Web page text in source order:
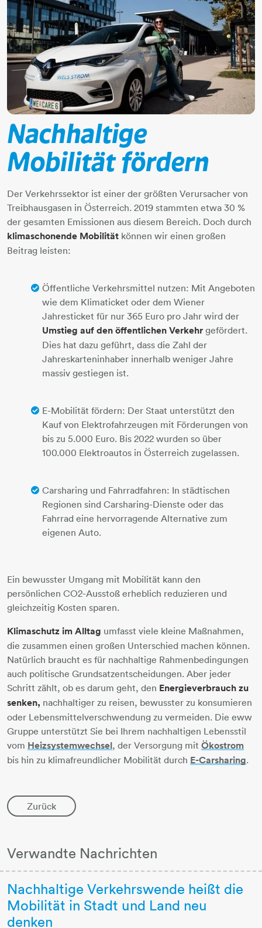
Nachhaltige
Mobilität fördern
Der Verkehrssektor ist einer der größten Verursacher von
Treibhausgasen in Österreich. 2019 stammten etwa 30 %
der gesamten Emissionen aus diesem Bereich. Doch durch
klimaschonende Mobilität können wir einen großen
Beitrag leisten:
Öffentliche Verkehrsmittel nutzen: Mit Angeboten
wie dem Klimaticket oder dem Wiener
Jahresticket für nur 365 Euro pro Jahr wird der
Umstieg auf den öffentlichen Verkehr gefördert.
Dies hat dazu geführt, dass die Zahl der
Jahreskarteninhaber innerhalb weniger Jahre
massiv gestiegen ist.
E-Mobilität fördern: Der Staat unterstützt den
Kauf von Elektrofahrzeugen mit Förderungen von
bis zu 5.000 Euro. Bis 2022 wurden so über
100.000 Elektroautos in Österreich zugelassen.
Carsharing und Fahrradfahren: In städtischen
Regionen sind Carsharing-Dienste oder das
Fahrrad eine hervorragende Alternative zum
eigenen Auto.
Ein bewusster Umgang mit Mobilität kann den
persönlichen CO2-Ausstoß erheblich reduzieren und
gleichzeitig Kosten sparen.
Klimaschutz im Alltag umfasst viele kleine Maßnahmen,
die zusammen einen großen Unterschied machen können.
Natürlich braucht es für nachhaltige Rahmenbedingungen
auch politische Grundsatzentscheidungen. Aber jeder
Schritt zählt, ob es darum geht, den Energieverbrauch zu
senken, nachhaltiger zu reisen, bewusster zu konsumieren
oder Lebensmittelverschwendung zu vermeiden. Die eww
Gruppe unterstützt Sie bei Ihrem nachhaltigen Lebensstil
vom Heizsystemwechsel, der Versorgung mit Ökostrom
bis hin zu klimafreundlicher Mobilität durch E-Carsharing.
Zurück
Verwandte Nachrichten
Nachhaltige Verkehrswende heißt die
Mobilität in Stadt und Land neu
denken